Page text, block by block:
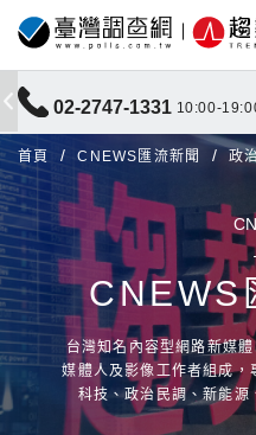
02-2747-1331 10:00-
首頁 CNEWS匯流新聞 政
CNEWS
台灣知名內容型網路新媒
媒體人及影像工作者組成
科技、政治民調、新能源